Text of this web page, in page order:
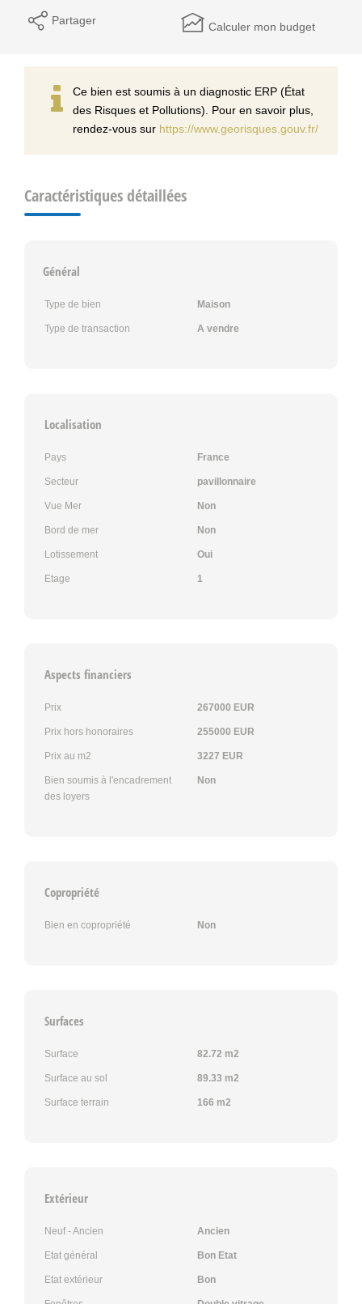
Partager Calculer mon budget
Ce bien est soumis à un diagnostic ERP (État
des Risques et Pollutions). Pour en savoir plus,
rendez-vous sur https://www.georisques.gouv.fr/
Caractéristiques détaillées
Général
Type de bien Maison
Type de transaction A vendre
Localisation
Pays France
Secteur pavillonnaire
Vue Mer Non
Bord de mer Non
Lotissement Oui
Etage 1
Aspects financiers
Prix 267000 EUR
Prix hors honoraires 255000 EUR
Prix au m2 3227 EUR
Bien soumis à l'encadrement
des loyers
Non
Copropriété
Bien en copropriété Non
Surfaces
Surface 82.72 m2
Surface au sol 89.33 m2
Surface terrain 166 m2
Extérieur
Neuf - Ancien Ancien
Etat général Bon Etat
Etat extérieur Bon